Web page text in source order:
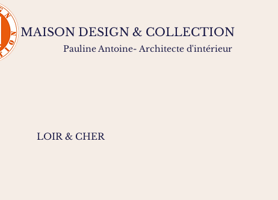
MAISON DESIGN & COLLECTION
Pauline Antoine- Architecte d'intérieur
LOIR & CHER